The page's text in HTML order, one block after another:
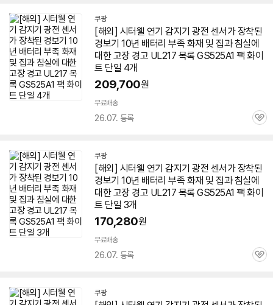
쿠팡
[해외] 시터웰 연기 감지기 광전 센서가 장착된
경보기 10년 배터리 부족 화재 및 집과 침실에
대한 고장 경고 UL217 목록 GS525A1 팩 화이
트 단일 4개
209,700원
무료배송
26.07. 등록
관
쿠팡
[해외] 시터웰 연기 감지기 광전 센서가 장착된
경보기 10년 배터리 부족 화재 및 집과 침실에
대한 고장 경고 UL217 목록 GS525A1 팩 화이
트 단일 3개
170,280원
무료배송
26.07. 등록
관
쿠팡